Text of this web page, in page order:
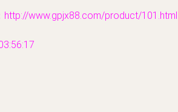
www.gpjx88.com/product/101.html